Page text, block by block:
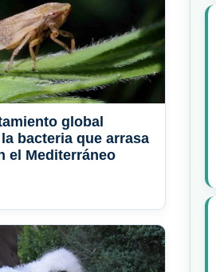
global
bacteria que arrasa
el Mediterráneo